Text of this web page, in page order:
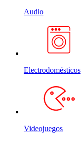
Audio
Electrodomésticos
Videojuegos